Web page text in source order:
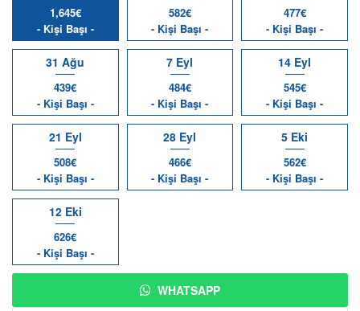
1,645€
- Kişi Başı -
582€
- Kişi Başı -
477€
- Kişi Başı -
31 Ağu
439€
- Kişi Başı -
7 Eyl
484€
- Kişi Başı -
14 Eyl
545€
- Kişi Başı -
21 Eyl
508€
- Kişi Başı -
28 Eyl
466€
- Kişi Başı -
5 Eki
562€
- Kişi Başı -
12 Eki
626€
- Kişi Başı -
WHATSAPP